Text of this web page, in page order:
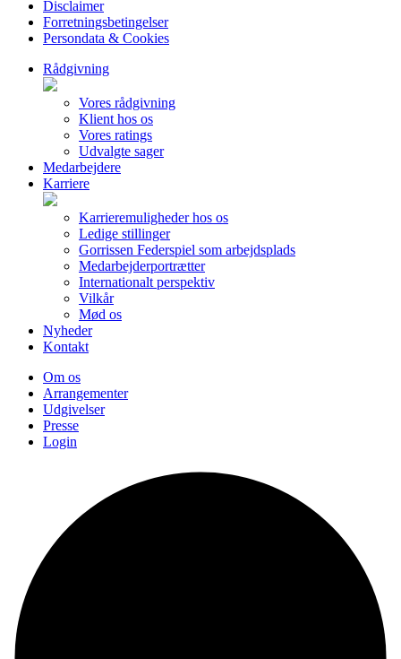
Disclaimer
Forretningsbetingelser
Persondata & Cookies
Rådgivning
Vores rådgivning
Klient hos os
Vores ratings
Udvalgte sager
Medarbejdere
Karriere
Karrieremuligheder hos os
Ledige stillinger
Gorrissen Federspiel som arbejdsplads
Medarbejderportrætter
Internationalt perspektiv
Vilkår
Mød os
Nyheder
Kontakt
Om os
Arrangementer
Udgivelser
Presse
Login